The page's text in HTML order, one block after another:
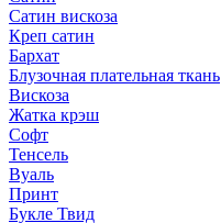
Сатин вискоза
Креп сатин
Бархат
Блузочная плательная ткань
Вискоза
Жатка крэш
Софт
Тенсель
Вуаль
Принт
Букле Твид